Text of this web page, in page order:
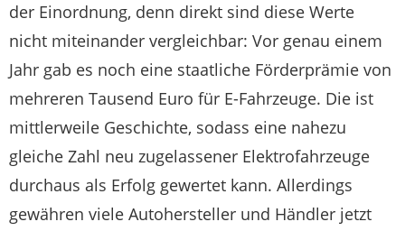
der Einordnung, denn direkt sind diese Werte
nicht miteinander vergleichbar: Vor genau einem
Jahr gab es noch eine staatliche Förderprämie von
mehreren Tausend Euro für E-Fahrzeuge. Die ist
mittlerweile Geschichte, sodass eine nahezu
gleiche Zahl neu zugelassener Elektrofahrzeuge
durchaus als Erfolg gewertet kann. Allerdings
gewähren viele Autohersteller und Händler jetzt